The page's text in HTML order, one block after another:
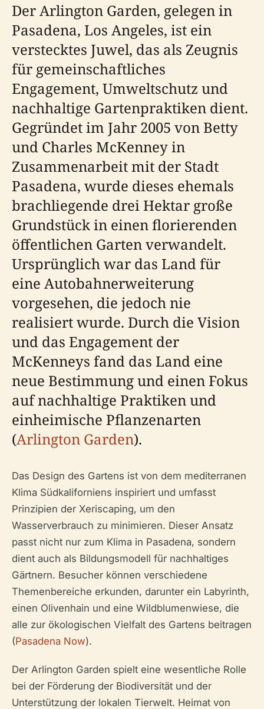
Der Arlington Garden, gelegen in
Pasadena, Los Angeles, ist ein
verstecktes Juwel, das als Zeugnis
für gemeinschaftliches
Engagement, Umweltschutz und
nachhaltige Gartenpraktiken dient.
Gegründet im Jahr 2005 von Betty
und Charles McKenney in
Zusammenarbeit mit der Stadt
Pasadena, wurde dieses ehemals
brachliegende drei Hektar große
Grundstück in einen florierenden
öffentlichen Garten verwandelt.
Ursprünglich war das Land für
eine Autobahnerweiterung
vorgesehen, die jedoch nie
realisiert wurde. Durch die Vision
und das Engagement der
McKenneys fand das Land eine
neue Bestimmung und einen Fokus
auf nachhaltige Praktiken und
einheimische Pflanzenarten
(Arlington Garden).
Das Design des Gartens ist von dem mediterranen
Klima Südkaliforniens inspiriert und umfasst
Prinzipien der Xeriscaping, um den
Wasserverbrauch zu minimieren. Dieser Ansatz
passt nicht nur zum Klima in Pasadena, sondern
dient auch als Bildungsmodell für nachhaltiges
Gärtnern. Besucher können verschiedene
Themenbereiche erkunden, darunter ein Labyrinth,
einen Olivenhain und eine Wildblumenwiese, die
alle zur ökologischen Vielfalt des Gartens beitragen
(Pasadena Now).
Der Arlington Garden spielt eine wesentliche Rolle
bei der Förderung der Biodiversität und der
Unterstützung der lokalen Tierwelt. Heimat von